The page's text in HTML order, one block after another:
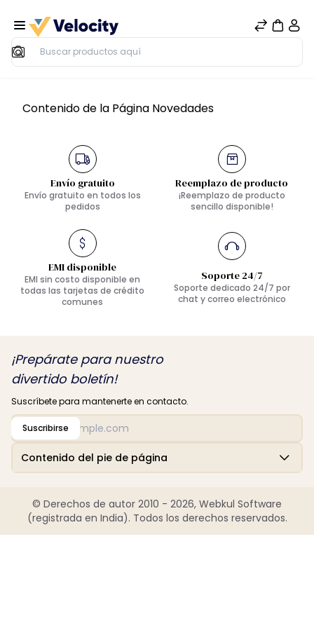
Buscar
Contenido de la Página Novedades
Envío gratuito
Envío gratuito en todos los
pedidos
Reemplazo de producto
¡Reemplazo de producto
sencillo disponible!
EMI disponible
EMI sin costo disponible en
todas las tarjetas de crédito
comunes
Soporte 24/7
Soporte dedicado 24/7 por
chat y correo electrónico
Contenido del pie de página
¡Prepárate para nuestro
divertido boletín!
Suscríbete para mantenerte en contacto.
Suscribirse
© Derechos de autor 2010 - 2026, Webkul Software
(registrada en India). Todos los derechos reservados.